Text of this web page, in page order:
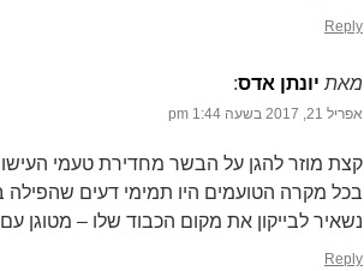
Reply
מאת יונתן אדס‏:
אפריל 21, 2017 בשעה 1:44 pm
קצת מוזר להגן על הבשר מחדירת טעמי
בכל מקרה הטועמים היו תמימי דעים שהפילה
נשאיר לבייקון את מקום הכבוד שלו – מטוגן
Reply